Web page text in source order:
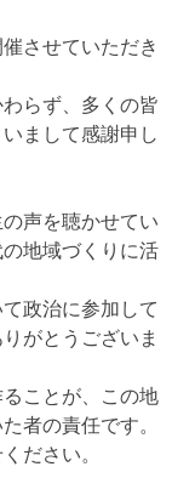
させていただき
らず、多くの皆
まして感謝申し
声を聴かせてい
地域づくりに活
政治に参加して
がとうございま
ことが、この地
者の責任です。
ださい。